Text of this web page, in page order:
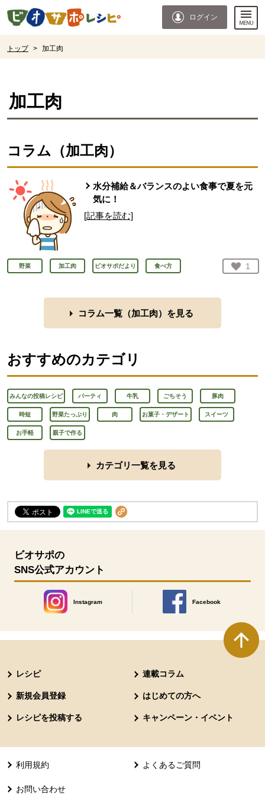
ページの先頭です。
ログイン
トップ > 加工肉
加工肉
コラム（加工肉）
水分補給＆バランスのよい食事で夏を元
気に！
[記事を読む]
野菜 加工肉 ビオサポだより 食べ方 お気
1
人
コラム一覧（加工肉）を見る
おすすめのカテゴリ
みんなの投稿レシピ パーティ 牛乳 ごちそう 豚肉
時短 野菜たっぷり 肉 お菓子・デザート スイーツ
お手軽 親子で作る
カテゴリ一覧を見る
ビオサポの
SNS公式アカウント
Instagram
別のウィンドウで開きます。
Facebook
別のウィンドウで開きます
レシピ 連載コラム
新規会員登録 はじめての方へ
レシピを投稿する キャンペーン・イベント
利用規約 よくあるご質問
お問い合わせ